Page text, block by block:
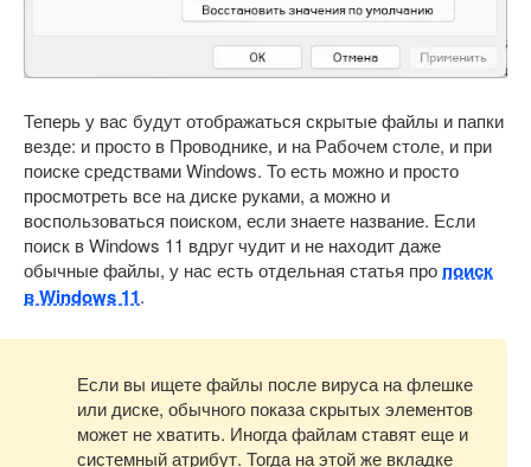
Теперь у вас будут отображаться скрытые файлы и папки
везде: и просто в Проводнике, и на Рабочем столе, и при
поиске средствами Windows. То есть можно и просто
просмотреть все на диске руками, а можно и
воспользоваться поиском, если знаете название. Если
поиск в Windows 11 вдруг чудит и не находит даже
обычные файлы, у нас есть отдельная статья про поиск
в Windows 11.
Если вы ищете файлы после вируса на флешке
или диске, обычного показа скрытых элементов
может не хватить. Иногда файлам ставят еще и
системный атрибут. Тогда на этой же вкладке